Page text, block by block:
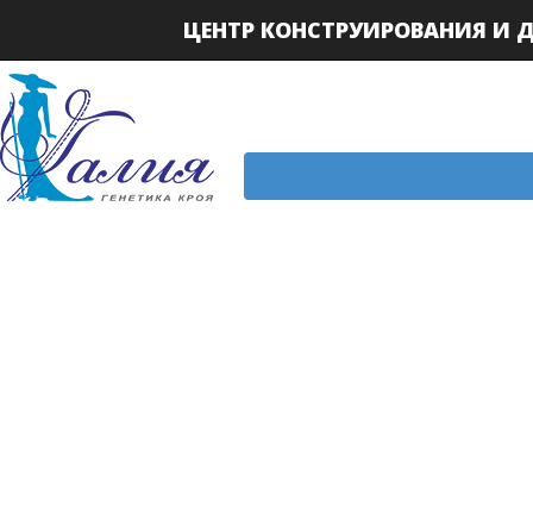
ЦЕНТР КОНСТРУИРОВАНИЯ